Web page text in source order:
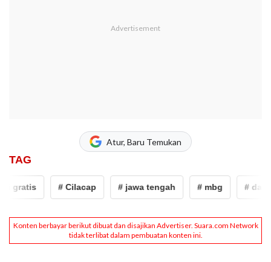
Atur, Baru Temukan
TAG
gratis # Cilacap # jawa tengah # mbg # dapur